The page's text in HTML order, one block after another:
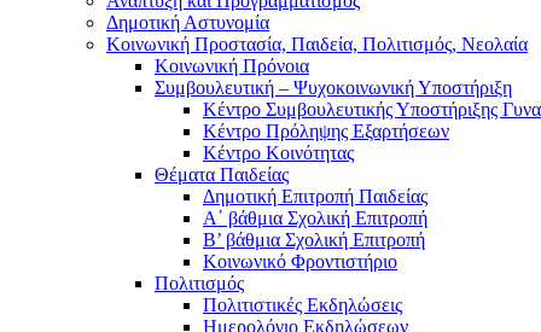
Δημοτική Αστυνομία
Κοινωνική Προστασία, Παιδεία, Πολιτισμός, Νεολαία
Κοινωνική Πρόνοια
Συμβουλευτική – Ψυχοκοινωνική Υποστήριξη
Κέντρο Συμβουλευτικής Υποστήριξης
Κέντρο Πρόληψης Εξαρτήσεων
Κέντρο Κοινότητας
Θέματα Παιδείας
Δημοτική Επιτροπή Παιδείας
Α΄ βάθμια Σχολική Επιτροπή
B’ βάθμια Σχολική Επιτροπή
Κοινωνικό Φροντιστήριο
Πολιτισμός
Πολιτιστικές Εκδηλώσεις
Ημερολόγιο Εκδηλώσεων